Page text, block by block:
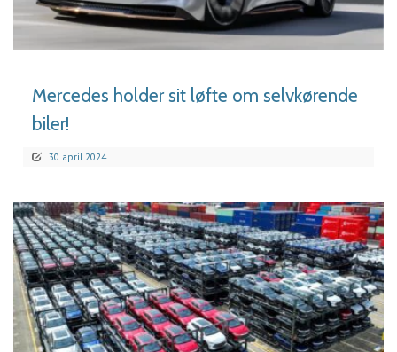
LÆS MERE
Mercedes holder sit løfte om selvkørende
biler!
30. april 2024